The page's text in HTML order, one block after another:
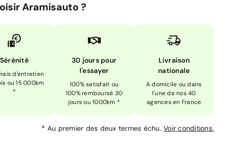
Aramisauto ?
Sérénité
d'entretien
ou 15 000km
*
30 jours pour
l'essayer
100% satisfait ou
100% remboursé 30
jours ou 1000km *
Livraison
nationale
A domicile ou dans
l'une de nos 40
agences en France
* Au premier des deux termes échu. Voir conditions.